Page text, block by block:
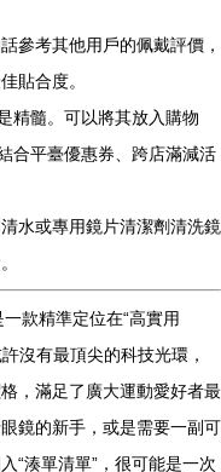
參考其他用戶的佩戴評價，
貼合度。
精髓。可以將其放入購物
合平臺優惠券、跨店滿減活
水或專用鏡片清潔劑清洗鏡
款精準定位在“高實用
沒有最頂尖的科技光環，
，滿足了廣大運動愛好者最
鏡的新手，或是需要一副可
“湊單清單”，很可能是一次